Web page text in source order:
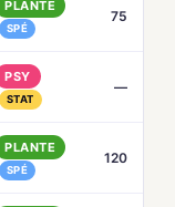
PLANTE
SPÉ
75
PSY
STAT
—
PLANTE
SPÉ
120